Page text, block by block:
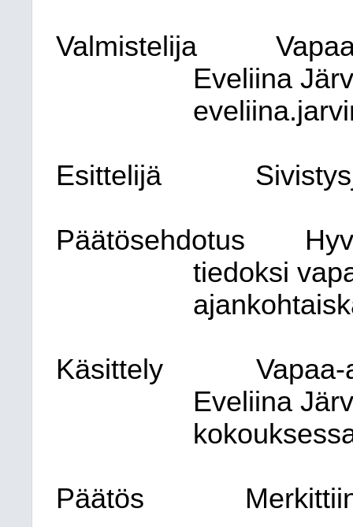
Valmistelija
Eveliina
Esittelijä
Päätösehdotus
tiedoksi
Käsittely
Eveliina
Päätös